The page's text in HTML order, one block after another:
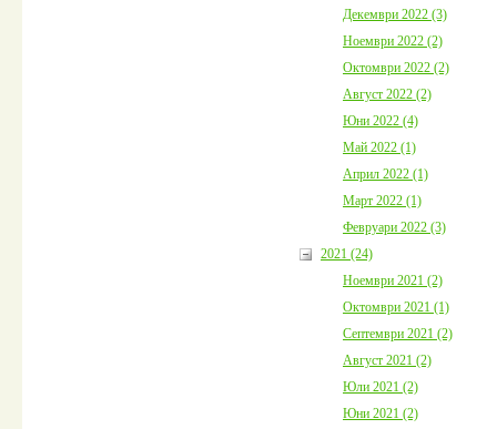
Декември 2022 (3)
Ноември 2022 (2)
Октомври 2022 (2)
Август 2022 (2)
Юни 2022 (4)
Май 2022 (1)
Април 2022 (1)
Март 2022 (1)
Февруари 2022 (3)
2021 (24)
Ноември 2021 (2)
Октомври 2021 (1)
Септември 2021 (2)
Август 2021 (2)
Юли 2021 (2)
Юни 2021 (2)